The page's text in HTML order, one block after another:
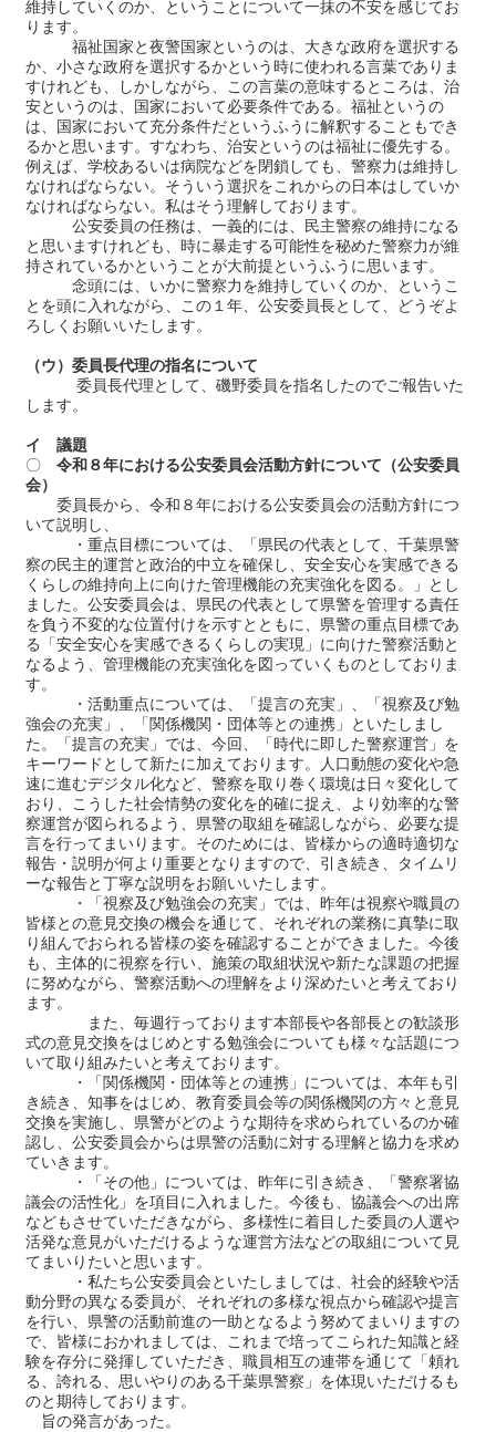
維持していくのか、ということについて一抹の不安を感じてお
ります。
福祉国家と夜警国家というのは、大きな政府を選択する
か、小さな政府を選択するかという時に使われる言葉でありま
すけれども、しかしながら、この言葉の意味するところは、治
安というのは、国家において必要条件である。福祉というの
は、国家において充分条件だというふうに解釈することもでき
るかと思います。すなわち、治安というのは福祉に優先する。
例えば、学校あるいは病院などを閉鎖しても、警察力は維持し
なければならない。そういう選択をこれからの日本はしていか
なければならない。私はそう理解しております。
公安委員の任務は、一義的には、民主警察の維持になる
と思いますけれども、時に暴走する可能性を秘めた警察力が維
持されているかということが大前提というふうに思います。
念頭には、いかに警察力を維持していくのか、というこ
とを頭に入れながら、この１年、公安委員長として、どうぞよ
ろしくお願いいたします。
（ウ）委員長代理の指名について
委員長代理として、磯野委員を指名したのでご報告いた
します。
イ 議題
〇令和８年における公安委員会活動方針について（公安委員
会）
委員長から、令和８年における公安委員会の活動方針につ
いて説明し、
・重点目標については、「県民の代表として、千葉県警
察の民主的運営と政治的中立を確保し、安全安心を実感できる
くらしの維持向上に向けた管理機能の充実強化を図る。」とし
ました。公安委員会は、県民の代表として県警を管理する責任
を負う不変的な位置付けを示すとともに、県警の重点目標であ
る「安全安心を実感できるくらしの実現」に向けた警察活動と
なるよう、管理機能の充実強化を図っていくものとしておりま
す。
・活動重点については、「提言の充実」、「視察及び勉
強会の充実」、「関係機関・団体等との連携」といたしまし
た。「提言の充実」では、今回、「時代に即した警察運営」を
キーワードとして新たに加えております。人口動態の変化や急
速に進むデジタル化など、警察を取り巻く環境は日々変化して
おり、こうした社会情勢の変化を的確に捉え、より効率的な警
察運営が図られるよう、県警の取組を確認しながら、必要な提
言を行ってまいります。そのためには、皆様からの適時適切な
報告・説明が何より重要となりますので、引き続き、タイムリ
ーな報告と丁寧な説明をお願いいたします。
・「視察及び勉強会の充実」では、昨年は視察や職員の
皆様との意見交換の機会を通じて、それぞれの業務に真摯に取
り組んでおられる皆様の姿を確認することができました。今後
も、主体的に視察を行い、施策の取組状況や新たな課題の把握
に努めながら、警察活動への理解をより深めたいと考えており
ます。
また、毎週行っております本部長や各部長との歓談形
式の意見交換をはじめとする勉強会についても様々な話題につ
いて取り組みたいと考えております。
・「関係機関・団体等との連携」については、本年も引
き続き、知事をはじめ、教育委員会等の関係機関の方々と意見
交換を実施し、県警がどのような期待を求められているのか確
認し、公安委員会からは県警の活動に対する理解と協力を求め
ていきます。
・「その他」については、昨年に引き続き、「警察署協
議会の活性化」を項目に入れました。今後も、協議会への出席
などもさせていただきながら、多様性に着目した委員の人選や
活発な意見がいただけるような運営方法などの取組について見
てまいりたいと思います。
・私たち公安委員会といたしましては、社会的経験や活
動分野の異なる委員が、それぞれの多様な視点から確認や提言
を行い、県警の活動前進の一助となるよう努めてまいりますの
で、皆様におかれましては、これまで培ってこられた知識と経
験を存分に発揮していただき、職員相互の連帯を通じて「頼れ
る、誇れる、思いやりのある千葉県警察」を体現いただけるも
のと期待しております。
旨の発言があった。